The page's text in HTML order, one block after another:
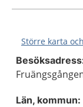
Större karta
Län, kommun: